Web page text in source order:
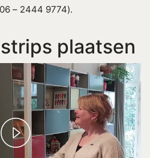
– 2444 9774).
plaatsen
Play